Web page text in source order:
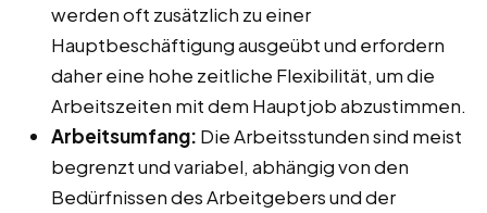
werden oft zusätzlich zu einer
Hauptbeschäftigung ausgeübt und erfordern
daher eine hohe zeitliche Flexibilität, um die
Arbeitszeiten mit dem Hauptjob abzustimmen.
Arbeitsumfang: Die Arbeitsstunden sind meist
begrenzt und variabel, abhängig von den
Bedürfnissen des Arbeitgebers und der